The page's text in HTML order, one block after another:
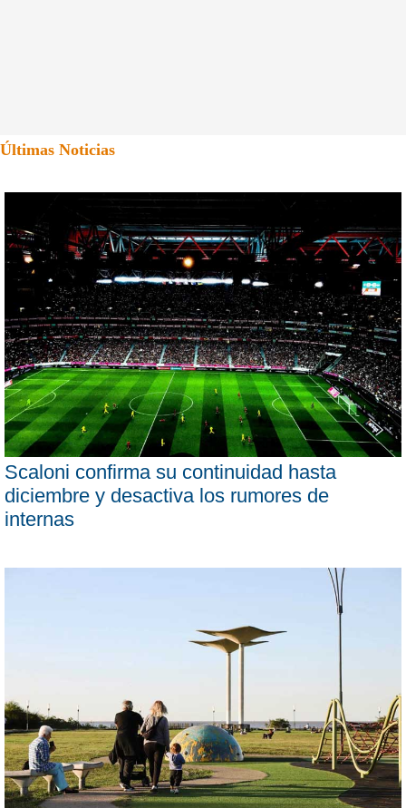
Últimas Noticias
Scaloni confirma su continuidad hasta
diciembre y desactiva los rumores de
internas